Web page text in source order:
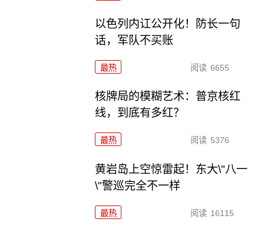
以色列内讧公开化！防长一句
话，军队不买账
最热 阅读 6655
核牌局的模糊艺术：普京核红
线，到底有多红？
最热 阅读 5376
黄岩岛上空惊雷起！东大\"八一
\"警巡完全不一样
最热 阅读 16115